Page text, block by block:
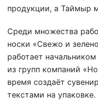
продукции, а Таймыр
Среди множества
носки «Свежо и
работает
из групп компаний
время создаёт
текстами на упаковке.